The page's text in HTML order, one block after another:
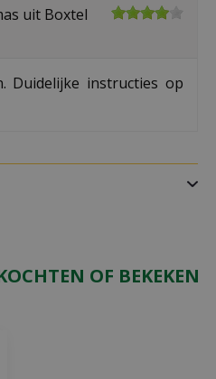
uit Boxtel
Duidelijke instructies op
OF BEKEKEN